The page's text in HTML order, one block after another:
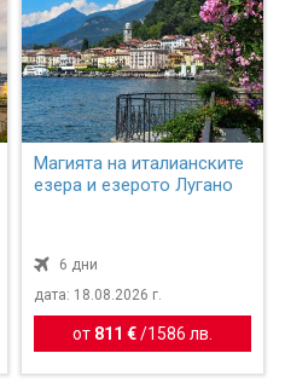
Магията на италианските
езера и езерото Лугано
6 дни
дата: 18.08.2026 г.
от 811 €/ 1586 лв.